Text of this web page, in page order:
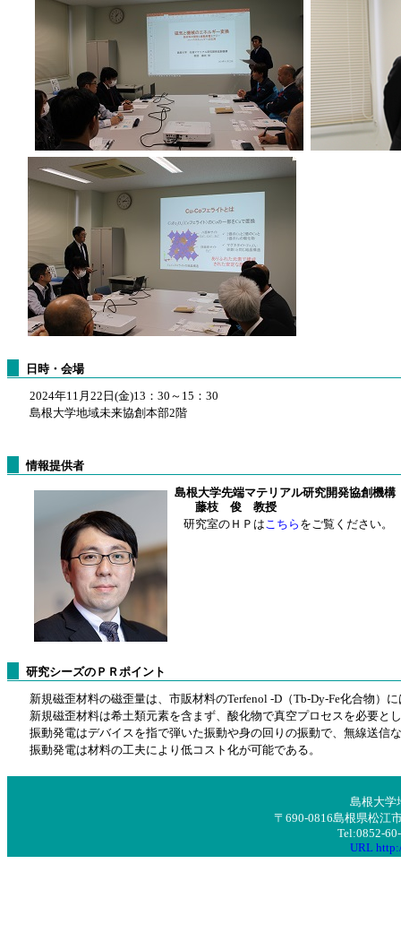
日時・会場
2024年11月22日(金)13：30～15：30
島根大学地域未来協創本部2階
情報提供者
島根大学先端マテリアル研究開発協創機構
藤枝 俊 教授
研究室のＨＰはこちら をご覧ください。
研究シーズのＰＲポイント
新規磁歪材料の磁歪量は、市販材料のTerfenol -D（Tb-Dy-Fe化合物）
新規磁歪材料は希土類元素を含まず、酸化物で真空プロセスを必要
振動発電はデバイスを指で弾いた振動や身の回りの振動で、無線送信
振動発電は材料の工夫により低コスト化が可能である。
島根大学
〒690-0816島根県松江
Tel:0852-
URL